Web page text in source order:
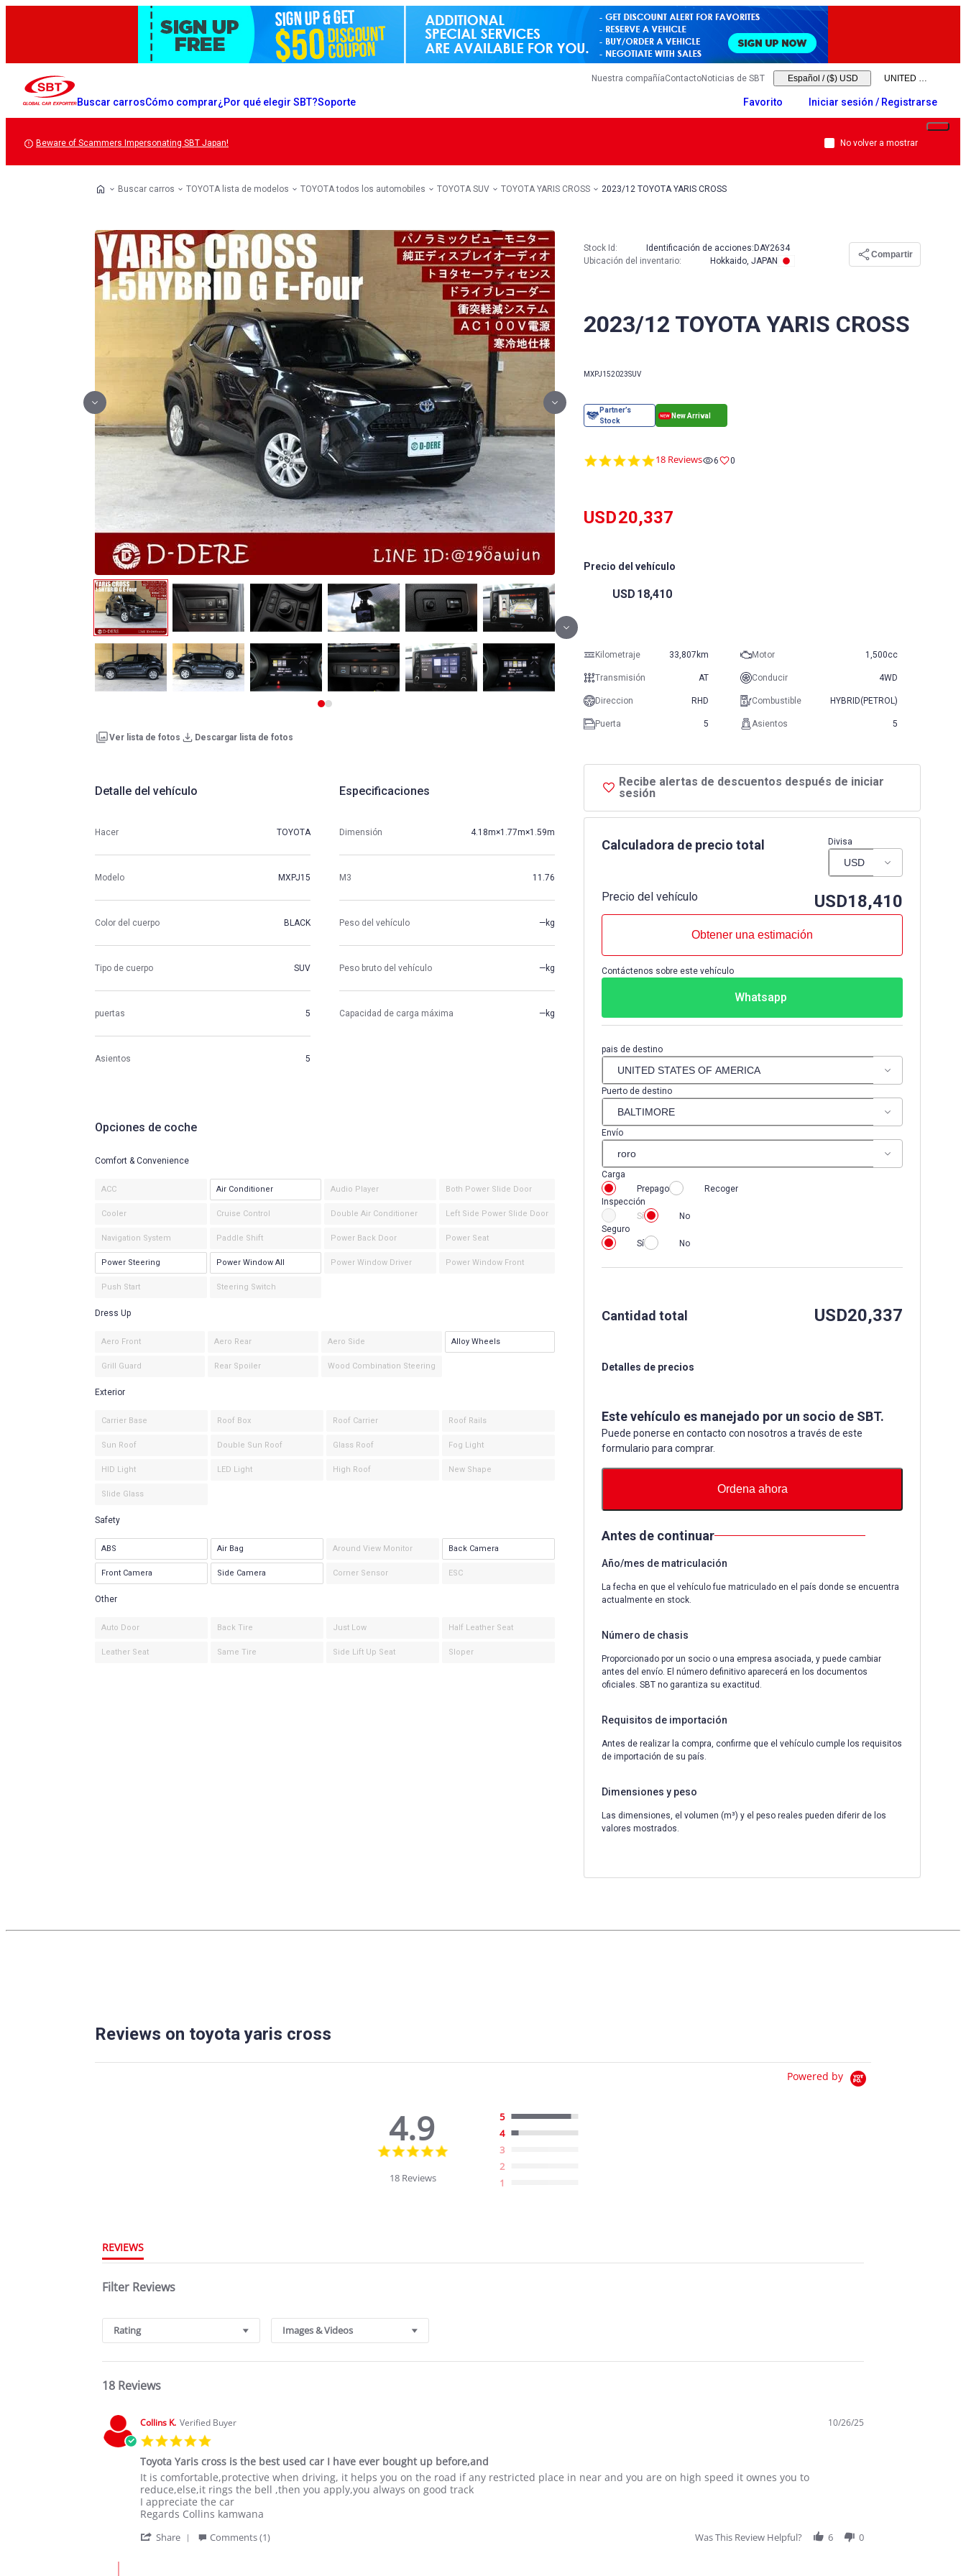
Buscar carrosCómo comprar¿Por qué elegir SBT?Soporte
Nuestra compañíaContactoNoticias de SBT Español / ($) USD
Favorito Iniciar sesión / Registrarse
Beware of Scammers Impersonating SBT Japan! No volver a mostrar
Buscar carros TOYOTA lista de modelos TOYOTA todos los automobiles TOYOTA SUV TOYOTA YARIS CROSS 2023/12 TOYOTA YARIS CROSS
2023/12 TOYOTA YARIS CROSS
MXPJ152023SUV
Stock Id: Identificación de acciones: DAY2634
Ubicación del inventario: Hokkaido, JAPAN
Compartir
Ver lista de fotos Descargar lista de fotos
4.9
18 Reviews 6 0
USD20,337
Precio del vehículo
USD 18,410
Recibe alertas de descuentos después de iniciar
sesión
Calculadora de precio total Divisa
Precio del vehículo USD18,410
Obtener una estimación
Contáctenos sobre este vehículo
Whatsapp
pais de destino
Puerto de destino
Envío
Carga
Prepago
Recoger
Inspección
Sí
No
Seguro
Sí
No
Cantidad total USD20,337
Detalles de precios
Este vehículo es manejado por un socio de SBT.
Puede ponerse en contacto con nosotros a través de este
formulario para comprar.
Ordena ahora
Antes de continuar
Año/mes de matriculación
La fecha en que el vehículo fue matriculado en el país donde se encuentra
actualmente en stock.
Número de chasis
Proporcionado por un socio o una empresa asociada, y puede cambiar
antes del envío. El número definitivo aparecerá en los documentos
oficiales. SBT no garantiza su exactitud.
Requisitos de importación
Antes de realizar la compra, confirme que el vehículo cumple los requisitos
de importación de su país.
Dimensiones y peso
Las dimensiones, el volumen (m³) y el peso reales pueden diferir de los
valores mostrados.
Kilometraje 33,807km Motor 1,500cc
Transmisión AT Conducir 4WD
Direccion RHD Combustible HYBRID(PETROL)
Puerta 5 Asientos 5
Detalle del vehículo
Hacer TOYOTA
Modelo MXPJ15
Color del cuerpo BLACK
Tipo de cuerpo SUV
puertas 5
Asientos 5
Especificaciones
Dimensión 4.18m×1.77m×1.59m
M3 11.76
Peso del vehículo —kg
Peso bruto del vehículo —kg
Capacidad de carga máxima —kg
Opciones de coche
Comfort & Convenience
ACC Air Conditioner Audio Player Both Power Slide Door
Cooler Cruise Control Double Air Conditioner Left Side Power Slide Door
Navigation System Paddle Shift Power Back Door Power Seat
Power Steering Power Window All Power Window Driver Power Window Front
Push Start Steering Switch
Dress Up
Aero Front Aero Rear Aero Side Alloy Wheels
Grill Guard Rear Spoiler Wood Combination Steering
Exterior
Carrier Base Roof Box Roof Carrier Roof Rails
Sun Roof Double Sun Roof Glass Roof Fog Light
HID Light LED Light High Roof New Shape
Slide Glass
Safety
ABS Air Bag Around View Monitor Back Camera
Front Camera Side Camera Corner Sensor ESC
Other
Auto Door Back Tire Just Low Half Leather Seat
Leather Seat Same Tire Side Lift Up Seat Sloper
Reviews on toyota yaris cross
Powered by
4.9
4.9
18 Reviews
5
4
3
2
1
REVIEWS
Filter Reviews
Rating Images & Videos
18 Reviews
Collins K. Verified Buyer
rating
10/26/25
Toyota Yaris cross is the best used car I have ever bought up before,and
Review
by
Collins
K.
26
review
stating
Toyota
Yaris
is
It is comfortable,protective when driving, it helps you on the road if any restricted place in near and you are on high speed it ownes you to
reduce,else,it rings the bell ,then you apply,you always on good track
I appreciate the car
Regards Collins kamwana
Share Comments (1) Was This Review Helpful? 6 0